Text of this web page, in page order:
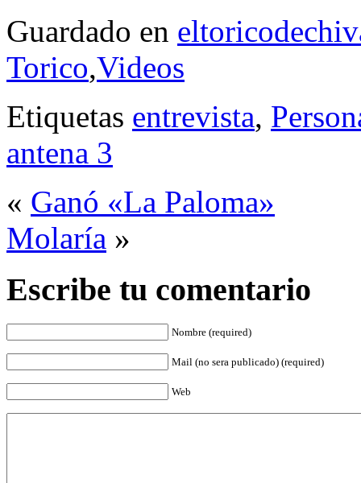
Guardado en
Torico,Videos
Etiquetas entrevista,
antena 3
« Ganó «La Paloma»
Molaría »
Escribe tu comentario
Nombre (required)
Mail (no sera publicado) (required)
Web